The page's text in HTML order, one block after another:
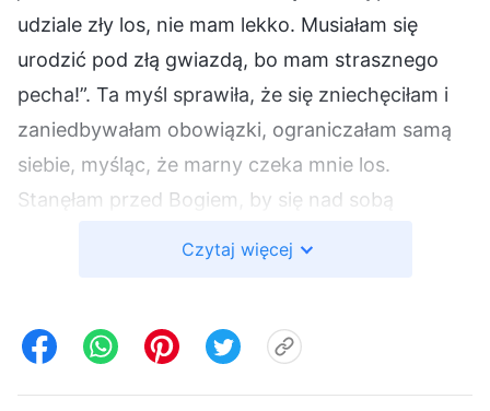
udziale zły los, nie mam lekko. Musiałam się
urodzić pod złą gwiazdą, bo mam strasznego
pecha!”. Ta myśl sprawiła, że się zniechęciłam i
zaniedbywałam obowiązki, ograniczałam samą
siebie, myśląc, że marny czeka mnie los.
Stanęłam przed Bogiem, by się nad sobą
Bożych, który dał mi lepszy wgląd w mój stan.
Bóg Wszechmogącymówi: „Uczucie depresji
Czytaj więcej